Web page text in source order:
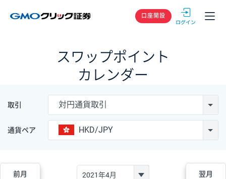
GMOクリック
口座開設
スワップポイント
カレンダー
取引 対円通貨取引
通貨ペア HKD/JPY
前月 翌月